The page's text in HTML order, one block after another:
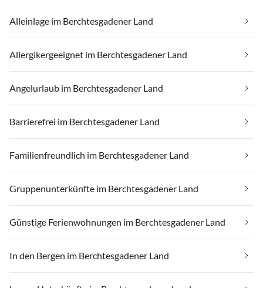
Alleinlage im Berchtesgadener Land
Allergikergeeignet im Berchtesgadener Land
Angelurlaub im Berchtesgadener Land
Barrierefrei im Berchtesgadener Land
Familienfreundlich im Berchtesgadener Land
Gruppenunterkünfte im Berchtesgadener Land
Günstige Ferienwohnungen im Berchtesgadener Land
In den Bergen im Berchtesgadener Land